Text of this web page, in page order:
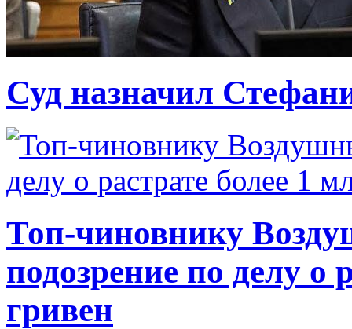
Суд назначил
Топ-чиновнику
подозрение по делу о
гривен